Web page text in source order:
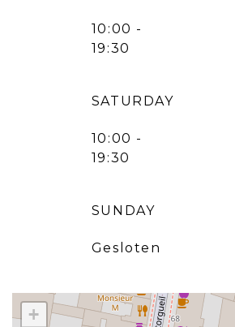
10:00 -
19:30
SATURDAY
10:00 -
19:30
SUNDAY
Gesloten
+